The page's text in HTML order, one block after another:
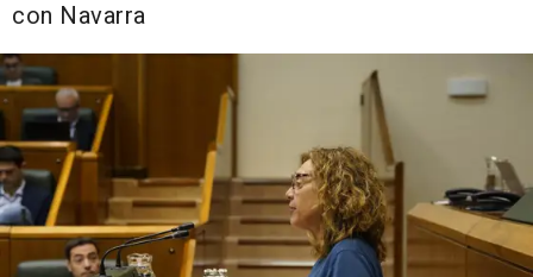
con Navarra